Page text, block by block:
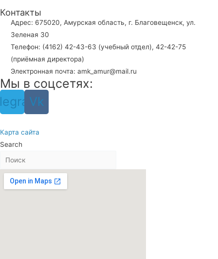
Контакты
Адрес: 675020, Амурская область, г. Благовещенск, ул.
Зеленая 30
Телефон: (4162) 42-43-63 (учебный отдел), 42-42-75
(приёмная директора)
Электронная почта: amk_amur@mail.ru
Мы в соцсетях:
Vk
Карта сайта
Search